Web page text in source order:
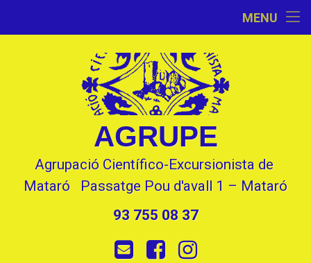
MENU
AGRUPE
Agrupació Científico-Excursionista de
Mataró   Passatge Pou d'avall 1 – Mataró
93 755 08 37
E-mailFacebookInstagram